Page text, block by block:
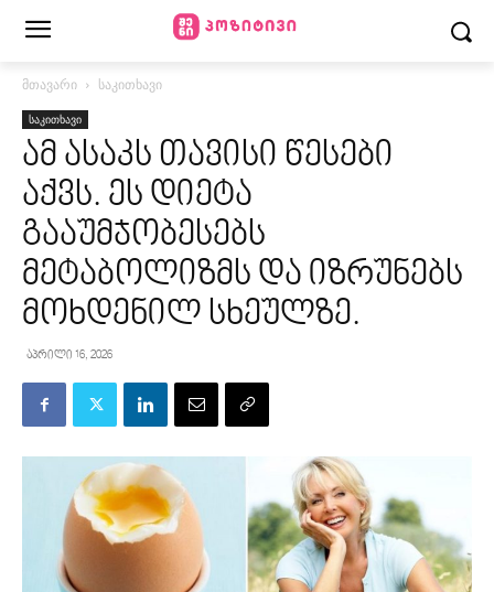
მთავარი საკითხავი
საკითხავი
ამ ასაკს თავისი წესები
აქვს. ეს დიეტა
გააუმჯობესებს
მეტაბოლიზმს და იზრუნებს
მოხდენილ სხეულზე.
აპრილი 16, 2026